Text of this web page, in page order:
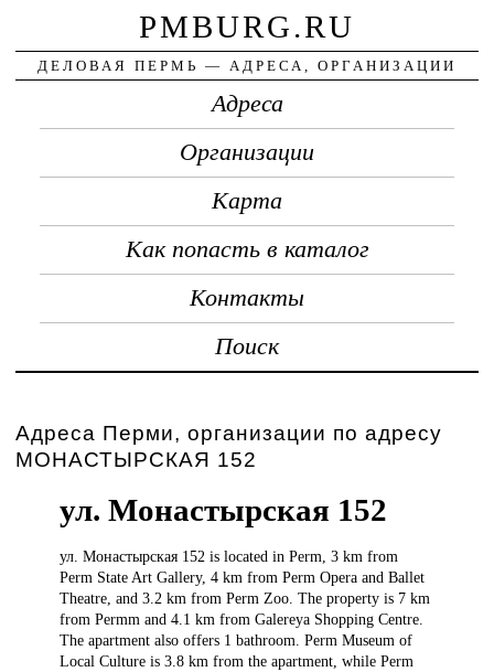
PMBURG.RU
ДЕЛОВАЯ ПЕРМЬ — АДРЕСА, ОРГАНИЗАЦИИ
Адреса
Организации
Карта
Как попасть в каталог
Контакты
Поиск
Адреса Перми, организации по адресу
МОНАСТЫРСКАЯ 152
ул. Монастырская 152
ул. Монастырская 152 is located in Perm, 3 km from
Perm State Art Gallery, 4 km from Perm Opera and Ballet
Theatre, and 3.2 km from Perm Zoo. The property is 7 km
from Permm and 4.1 km from Galereya Shopping Centre.
The apartment also offers 1 bathroom. Perm Museum of
Local Culture is 3.8 km from the apartment, while Perm